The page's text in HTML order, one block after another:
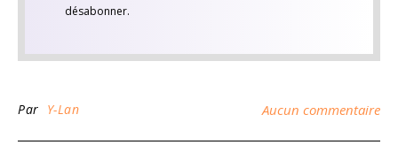
désabonner.
Par Y-Lan Aucun commentaire